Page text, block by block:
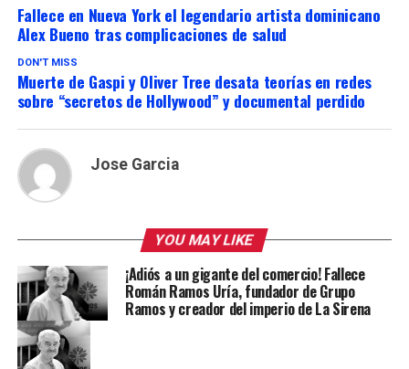
Fallece en Nueva York el legendario artista dominicano
Alex Bueno tras complicaciones de salud
DON'T MISS
Muerte de Gaspi y Oliver Tree desata teorías en redes
sobre “secretos de Hollywood” y documental perdido
Jose Garcia
YOU MAY LIKE
¡Adiós a un gigante del comercio! Fallece
Román Ramos Uría, fundador de Grupo
Ramos y creador del imperio de La Sirena